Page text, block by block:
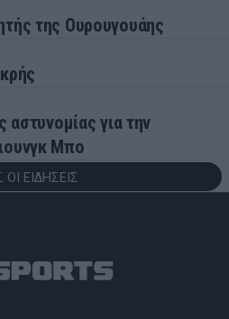
της Ουρουγουάης
αστυνομίας για την
Μπo
ΕΙΔΗΣΕΙΣ